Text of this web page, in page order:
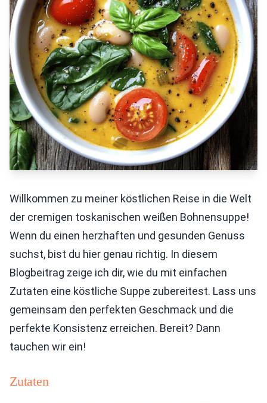
Willkommen zu meiner köstlichen Reise in die Welt
der cremigen toskanischen weißen Bohnensuppe!
Wenn du einen herzhaften und gesunden Genuss
suchst, bist du hier genau richtig. In diesem
Blogbeitrag zeige ich dir, wie du mit einfachen
Zutaten eine köstliche Suppe zubereitest. Lass uns
gemeinsam den perfekten Geschmack und die
perfekte Konsistenz erreichen. Bereit? Dann
tauchen wir ein!
Zutaten